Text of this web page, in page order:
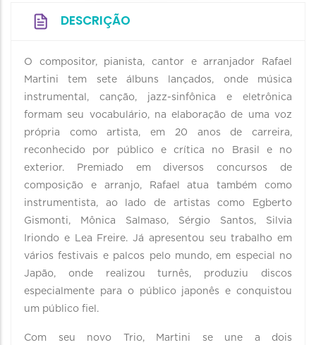
DESCRIÇÃO
O compositor, pianista, cantor e arranjador Rafael
Martini tem sete álbuns lançados, onde música
instrumental, canção, jazz-sinfônica e eletrônica
formam seu vocabulário, na elaboração de uma voz
própria como artista, em 20 anos de carreira,
reconhecido por público e crítica no Brasil e no
exterior. Premiado em diversos concursos de
composição e arranjo, Rafael atua também como
instrumentista, ao lado de artistas como Egberto
Gismonti, Mônica Salmaso, Sérgio Santos, Silvia
Iriondo e Lea Freire. Já apresentou seu trabalho em
vários festivais e palcos pelo mundo, em especial no
Japão, onde realizou turnês, produziu discos
especialmente para o público japonês e conquistou
um público fiel.
Com seu novo Trio, Martini se une a dois